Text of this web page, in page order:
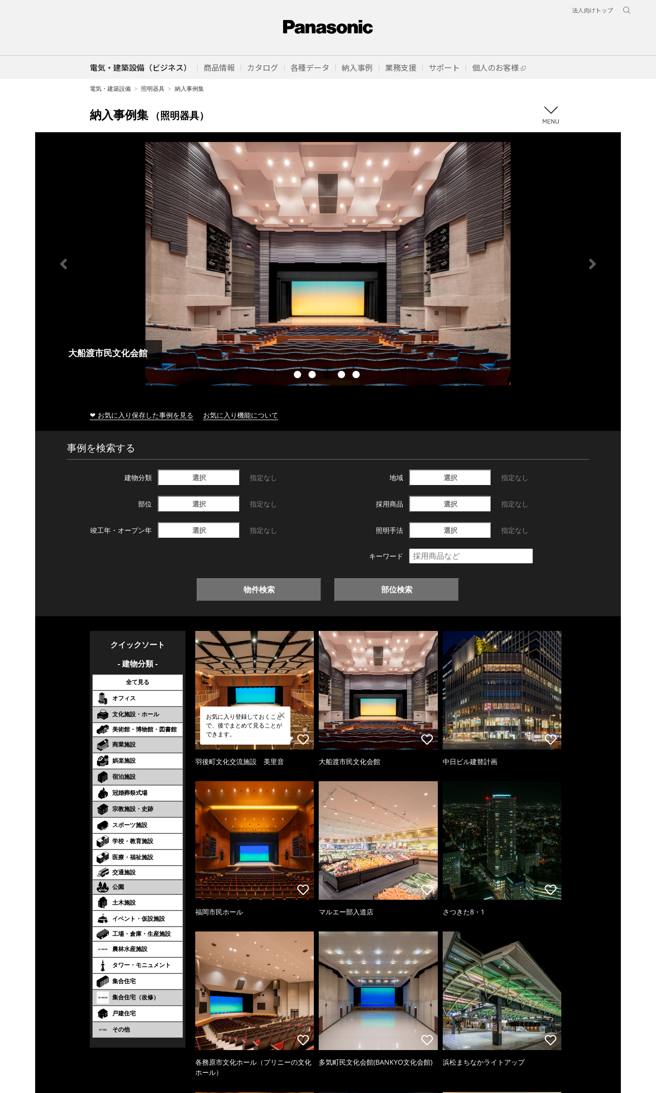
法人向けトップ
電気・建築設備（ビジネス） 商品情報 カタログ 各種データ 納入事例 業務支援 サポート 個人のお客様
電気・建築設備 照明器具 納入事例集
納入事例集 （照明器具）
大船渡市民文化会館
❤ お気に入り保存した事例を見る お気に入り機能について
事例を検索する
建物分類 選択 指定なし 地域 選択 指定なし
部位 選択 指定なし 採用商品 選択 指定なし
竣工年・ オープン年 選択 指定なし 照明手法 選択 指定なし
キーワード
物件検索 部位検索
クイックソート
- 建物分類 -
全て見る
オフィス
文化施設・ホール
美術館・博物館・図書館
商業施設
娯楽施設
宿泊施設
冠婚葬祭式場
宗教施設・史跡
スポーツ施設
学校・教育施設
医療・福祉施設
交通施設
公園
土木施設
イベント・仮設施設
工場・倉庫・生産施設
農林水産施設
タワー・モニュメント
集合住宅
集合住宅（改修）
戸建住宅
その他
お気に入り登録しておくこと
で、後でまとめて見ることが
できます。
羽後町文化交流施設 美里音 大船渡市民文化会館 中日ビル建替計画
福岡市民ホール マルエー部入道店 さつきた8・1
各務原市文化ホール（プリニーの文化
ホール）
多気町民文化会館(BANKYO文化会館) 浜松まちなかライトアップ